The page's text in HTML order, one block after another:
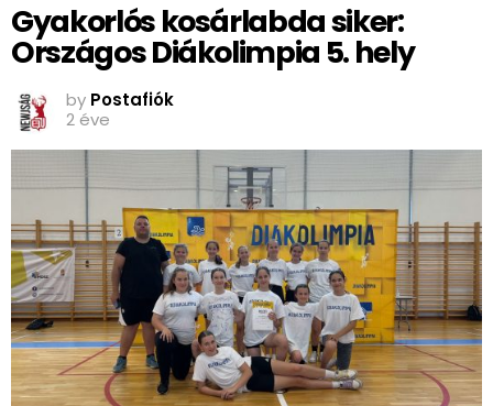
Gyakorlós kosárlabda siker:
Országos Diákolimpia 5. hely
by Postafiók
2 éve